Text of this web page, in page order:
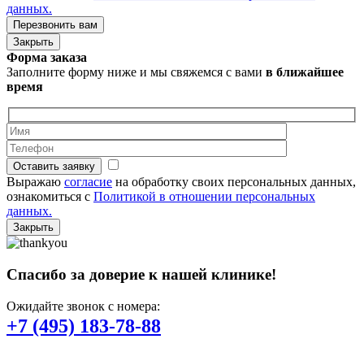
Профилактика играет важную роль в сохранении здоровья
зубов. Однако если заболевание уже появилось, необходимо
своевременное лечение от кариеса, чтобы предотвратить
осложнения.
Современное лечение кариеса зубов проводится быстро и
безопасно, благодаря чему пациент не испытывает
дискомфорта. Опыт врача позволяет лечить кариес даже при
сложных поражениях.
Регулярные осмотры помогают вовремя обнаружить проблему
и провести лечение кариеса зубов без серьезного
вмешательства. Именно поэтому рекомендуется проходить
профилактический осмотр не реже двух раз в год.
Профессиональное лечение кариеса в Мытищах — это
улыбку.
данных.
Закрыть
Форма заказа
Заполните форму ниже и мы свяжемся с вами в ближайшее
время
Оставить заявку
Выражаю согласие на обработку своих персональных данных,
ознакомиться с Политикой в отношении персональных
данных.
Закрыть
Спасибо за доверие к нашей клинике!
Ожидайте звонок с номера:
+7 (495) 183-78-88